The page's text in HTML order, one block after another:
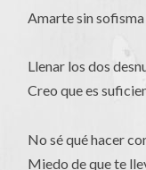
Amarte sin
Llenar los dos
Creo que es
No sé qué hacer
Miedo de que te